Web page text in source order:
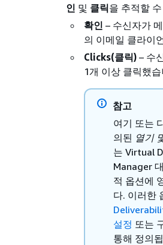
인 및 클릭을 추적할
확인 – 수신자가
의 이메일 클라이
Clicks(클릭) – 수
1개 이상 클릭했
참고
여기 또는
의된 열기
는 Virtual
Manager
적 옵션에
다. 이러한
설정 또는
통해 정의